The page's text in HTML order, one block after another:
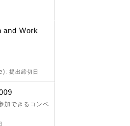
and Work
: 提出締切日
加できるコンペ